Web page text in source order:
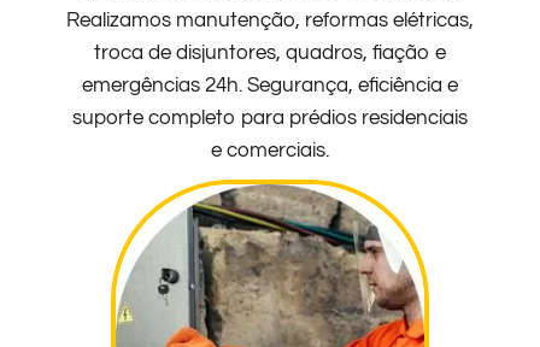
Realizamos manutenção, reformas elétricas,
troca de disjuntores, quadros, fiação e
emergências 24h. Segurança, eficiência e
suporte completo para prédios residenciais
e comerciais.